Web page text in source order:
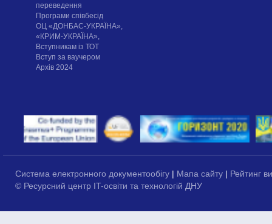
переведення
Програми співбесід
ОЦ «ДОНБАС-УКРАЇНА»,
«КРИМ-УКРАЇНА»,
Вступникам із ТОТ
Вступ за ваучером
Архів 2024
Система електронного документообігу | Мапа сайту | Рейтинг
© Ресурсний центр IT-освіти та технологій ДНУ